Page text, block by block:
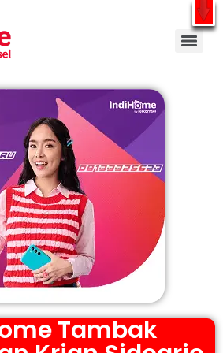
PDD2 | WiFi 200Rb an By Telkomsel
Tambak